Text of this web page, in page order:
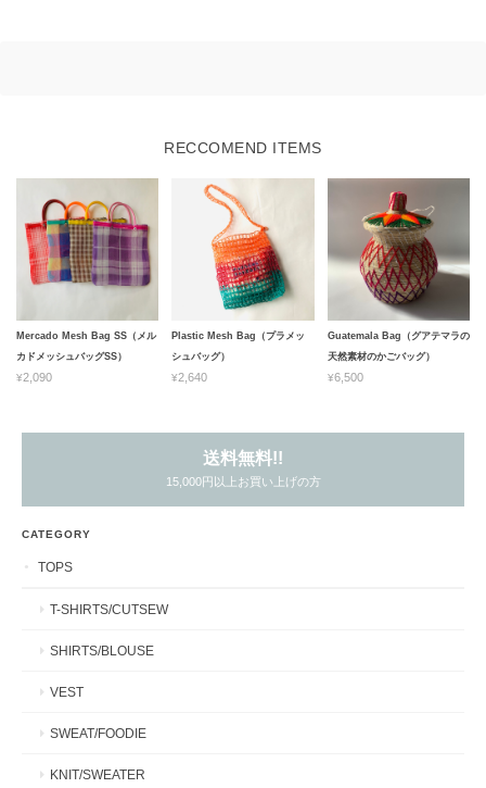
RECCOMEND ITEMS
Mercado Mesh Bag SS（メル
カドメッシュバッグSS）
¥2,090
Plastic Mesh Bag（プラメッ
シュバッグ）
¥2,640
Guatemala Bag（グアテマラの
天然素材のかごバッグ）
¥6,500
送料無料!!
15,000円以上お買い上げの方
CATEGORY
TOPS
T-SHIRTS/CUTSEW
SHIRTS/BLOUSE
VEST
SWEAT/FOODIE
KNIT/SWEATER